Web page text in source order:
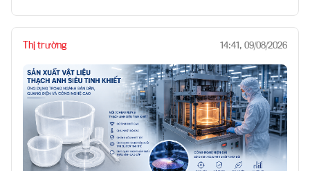
Thị trường 14:41, 09/08/2026